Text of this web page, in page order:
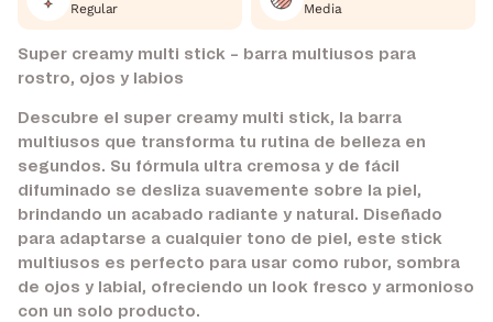
Regular
Media
Super creamy multi stick – barra multiusos para
rostro, ojos y labios
Descubre el super creamy multi stick, la barra
multiusos que transforma tu rutina de belleza en
segundos. Su fórmula ultra cremosa y de fácil
difuminado se desliza suavemente sobre la piel,
brindando un acabado radiante y natural. Diseñado
para adaptarse a cualquier tono de piel, este stick
multiusos es perfecto para usar como rubor, sombra
de ojos y labial, ofreciendo un look fresco y armonioso
con un solo producto.